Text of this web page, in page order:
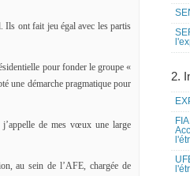
Ils ont fait jeu égal avec les partis
pour fonder le groupe «
une démarche pragmatique pour
de mes vœux une large
au sein de l’AFE, chargée de
2.